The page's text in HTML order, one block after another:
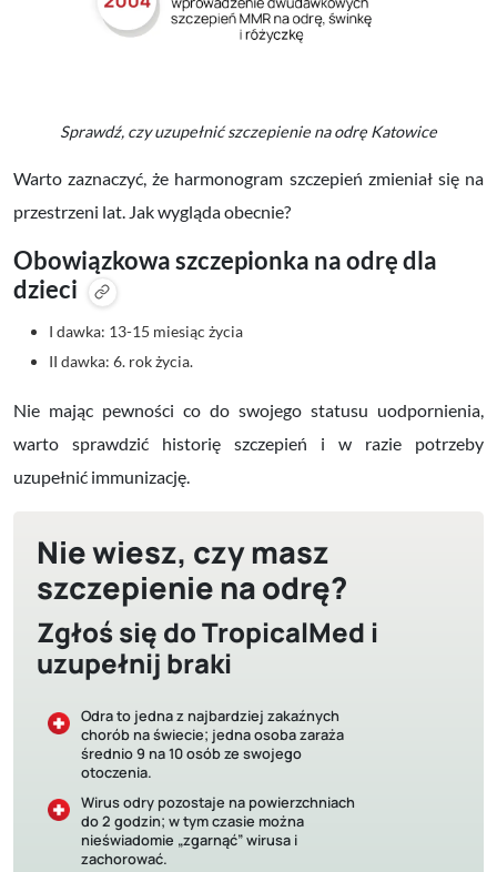
Sprawdź, czy uzupełnić szczepienie na odrę Katowice
Warto zaznaczyć, że harmonogram szczepień zmieniał się na
przestrzeni lat. Jak wygląda obecnie?
Obowiązkowa szczepionka na odrę dla
dzieci
I dawka: 13-15 miesiąc życia
II dawka: 6. rok życia.
Nie mając pewności co do swojego statusu uodpornienia,
warto sprawdzić historię szczepień i w razie potrzeby
uzupełnić immunizację.
Nie wiesz, czy masz
szczepienie na odrę?
Zgłoś się do TropicalMed i
uzupełnij braki
Odra to jedna z najbardziej zakaźnych
chorób na świecie; jedna osoba zaraża
średnio 9 na 10 osób ze swojego
otoczenia.
Wirus odry pozostaje na powierzchniach
do 2 godzin; w tym czasie można
nieświadomie „zgarnąć” wirusa i
zachorować.